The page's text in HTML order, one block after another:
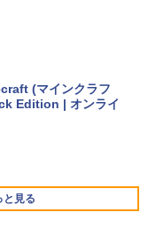
ホワイト) FM
(マインクラフ
Edition | オンライ
と見る